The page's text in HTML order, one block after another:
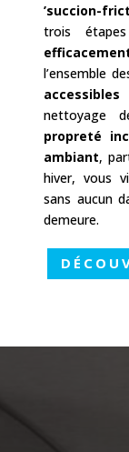
’succion-
trois
l’ensemble
nettoyage
propreté
ambiant,
hiver, vous
sans aucun
demeure.